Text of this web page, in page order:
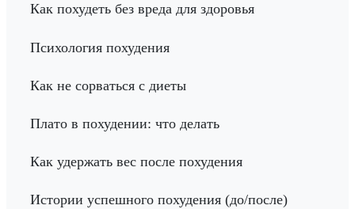
Как похудеть без вреда для здоровья
Психология похудения
Как не сорваться с диеты
Плато в похудении: что делать
Как удержать вес после похудения
Истории успешного похудения (до/после)